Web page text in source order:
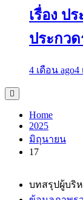
เรื่อง ป
ประกว
4 เดือน ago4
Home
2025
มิถุนายน
17
บทสรุปผู้บริ